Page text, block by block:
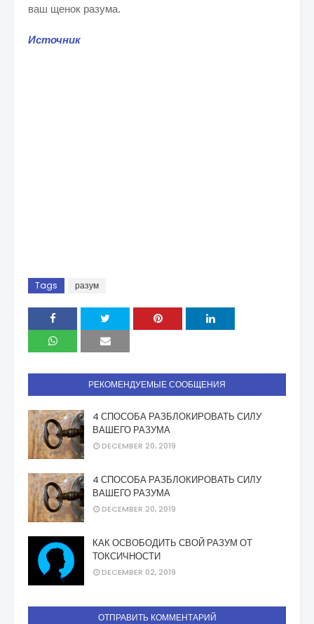
ваш щенок разума.
Источник
Tags разум
РЕКОМЕНДУЕМЫЕ СООБЩЕНИЯ
4 СПОСОБА РАЗБЛОКИРОВАТЬ СИЛУ
ВАШЕГО РАЗУМА
DECEMBER 20, 2019
4 СПОСОБА РАЗБЛОКИРОВАТЬ СИЛУ
ВАШЕГО РАЗУМА
DECEMBER 20, 2019
КАК ОСВОБОДИТЬ СВОЙ РАЗУМ ОТ
ТОКСИЧНОСТИ
DECEMBER 02, 2019
ОТПРАВИТЬ КОММЕНТАРИЙ